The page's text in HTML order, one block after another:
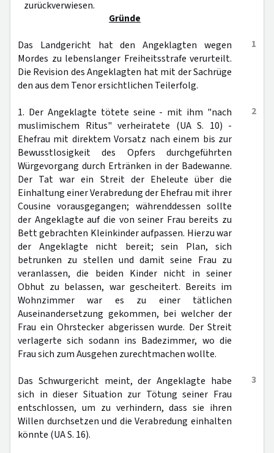
zurückverwiesen.
Gründe
1
Das Landgericht hat den Angeklagten wegen
Mordes zu lebenslanger Freiheitsstrafe verurteilt.
Die Revision des Angeklagten hat mit der Sachrüge
den aus dem Tenor ersichtlichen Teilerfolg.
2
1. Der Angeklagte tötete seine - mit ihm "nach
muslimischem Ritus" verheiratete (UA S. 10) -
Ehefrau mit direktem Vorsatz nach einem bis zur
Bewusstlosigkeit des Opfers durchgeführten
Würgevorgang durch Ertränken in der Badewanne.
Der Tat war ein Streit der Eheleute über die
Einhaltung einer Verabredung der Ehefrau mit ihrer
Cousine vorausgegangen; währenddessen sollte
der Angeklagte auf die von seiner Frau bereits zu
Bett gebrachten Kleinkinder aufpassen. Hierzu war
der Angeklagte nicht bereit; sein Plan, sich
betrunken zu stellen und damit seine Frau zu
veranlassen, die beiden Kinder nicht in seiner
Obhut zu belassen, war gescheitert. Bereits im
Wohnzimmer war es zu einer tätlichen
Auseinandersetzung gekommen, bei welcher der
Frau ein Ohrstecker abgerissen wurde. Der Streit
verlagerte sich sodann ins Badezimmer, wo die
Frau sich zum Ausgehen zurechtmachen wollte.
3
Das Schwurgericht meint, der Angeklagte habe
sich in dieser Situation zur Tötung seiner Frau
entschlossen, um zu verhindern, dass sie ihren
Willen durchsetzen und die Verabredung einhalten
könnte (UA S. 16).